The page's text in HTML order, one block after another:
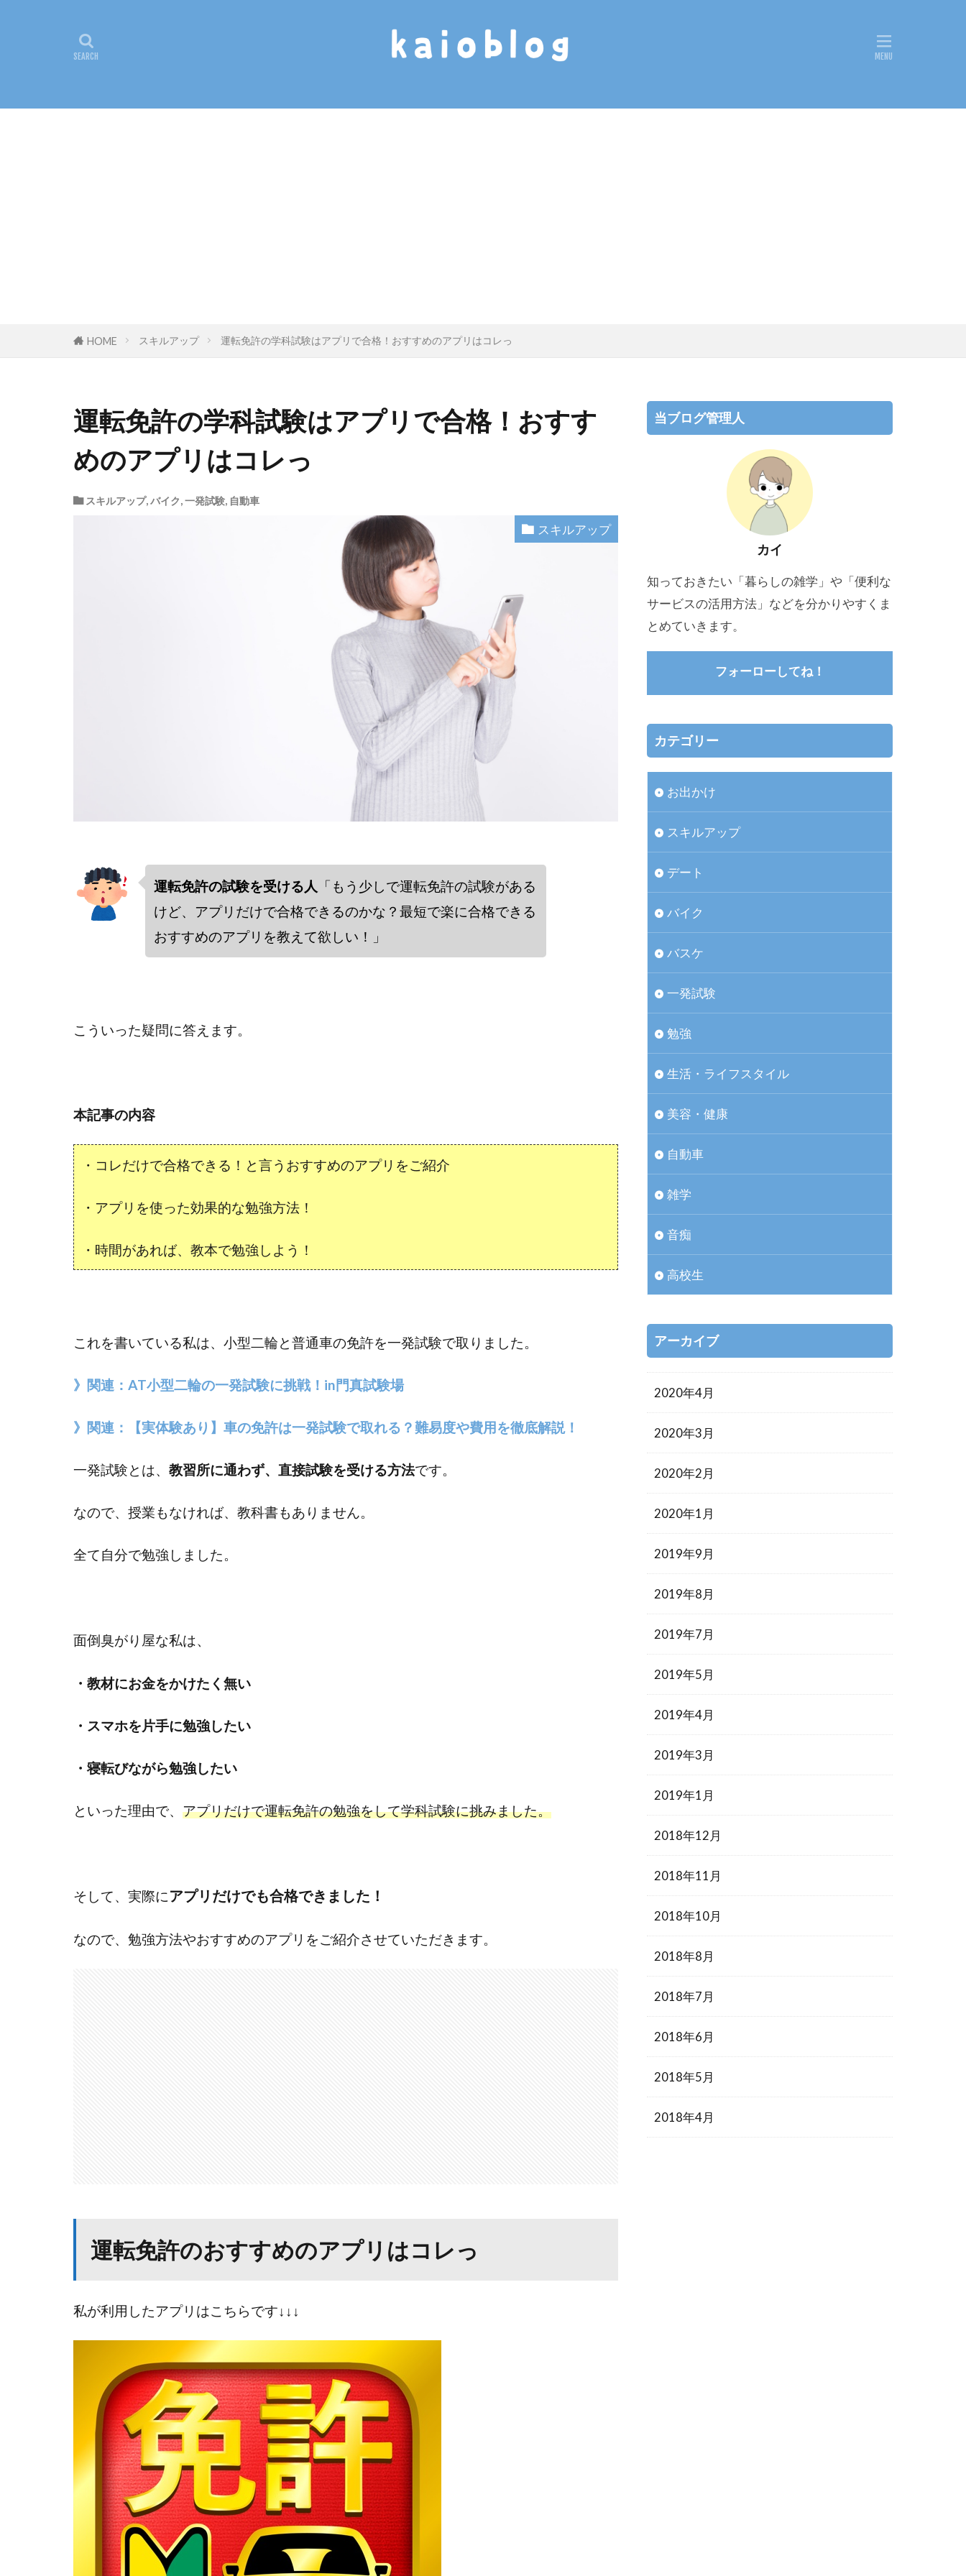
HOME スキルアップ 運転免許の学科試験はアプリで合格！おすすめのアプリはコレっ
運転免許の学科試験はアプリで合格！おすす
めのアプリはコレっ
スキルアップ,バイク,一発試験, 自動車
スキルアップ
運転免許の試験を受ける人
「もう少しで運転免許の試験がある
けど、アプリだけで合格できるのかな？最短で楽に合格できる
おすすめのアプリを教えて欲しい！」
こういった疑問に答えます。
本記事の内容
・コレだけで合格できる！と言うおすすめのアプリをご紹介
・アプリを使った効果的な勉強方法！
・時間があれば、教本で勉強しよう！
これを書いている私は、小型二輪と普通車の免許を一発試験で取りました。
》関連：AT小型二輪の一発試験に挑戦！in門真試験場
》関連：【実体験あり】車の免許は一発試験で取れる？難易度や費用を徹底解説！
一発試験とは、 教習所に通わず、直接試験を受ける方法です。
なので、授業もなければ、教科書もありません。
全て自分で勉強しました。
面倒臭がり屋な私は、
・教材にお金をかけたく無い
・スマホを片手に勉強したい
・寝転びながら勉強したい
といった理由で、 アプリだけで運転免許の勉強をして学科試験に挑みました。
そして、実際にアプリだけでも合格できました！
なので、勉強方法やおすすめのアプリをご紹介させていただきます。
運転免許のおすすめのアプリはコレっ
私が利用したアプリはこちらです↓↓↓
当ブログ管理人
カイ
知っておきたい「暮らしの雑学」や「便利な
サービスの活用方法」などを分かりやすくま
とめていきます。
フォーローしてね！
カテゴリー
お出かけ
スキルアップ
デート
バイク
バスケ
一発試験
勉強
生活・ライフスタイル
美容・健康
自動車
雑学
音痴
高校生
アーカイブ
2020年4月
2020年3月
2020年2月
2020年1月
2019年9月
2019年8月
2019年7月
2019年5月
2019年4月
2019年3月
2019年1月
2018年12月
2018年11月
2018年10月
2018年8月
2018年7月
2018年6月
2018年5月
2018年4月